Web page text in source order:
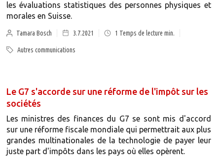
les évaluations statistiques des personnes physiques et
morales en Suisse.
Tamara Bosch 3.7.2021 1 Temps de lecture min.
Autres communications
Le G7 s'accorde sur une réforme de l'impôt sur les
sociétés
Les ministres des finances du G7 se sont mis d'accord
sur une réforme fiscale mondiale qui permettrait aux plus
grandes multinationales de la technologie de payer leur
juste part d'impôts dans les pays où elles opèrent.